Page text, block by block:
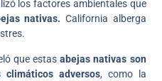
los factores ambientales que
nativas. California alberga
que estas abejas nativas son
adversos, como la